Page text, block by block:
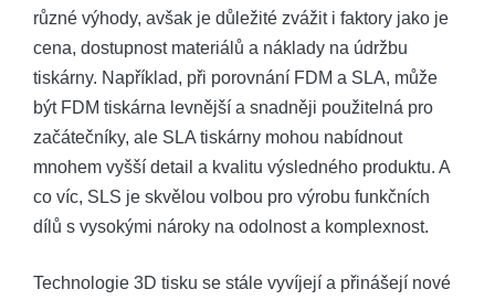
různé výhody, avšak je důležité zvážit i faktory jako je
cena, dostupnost materiálů a náklady na údržbu
tiskárny. Například, při porovnání FDM a SLA, může
být FDM tiskárna levnější a snadněji použitelná pro
začátečníky, ale SLA tiskárny mohou nabídnout
mnohem vyšší detail a kvalitu výsledného produktu. A
co víc, SLS je skvělou volbou pro výrobu funkčních
dílů s vysokými nároky na odolnost a komplexnost.
Technologie 3D tisku se stále vyvíjejí a přinášejí nové